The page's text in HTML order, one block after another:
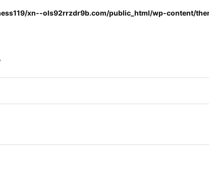
xn--ols92rrzdr9b.com/public_html/wp-content/